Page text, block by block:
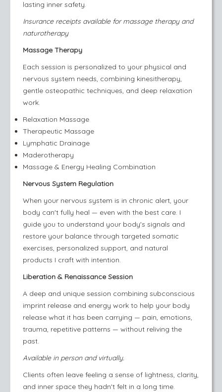
lasting inner safety.
Insurance receipts available for massage therapy and
naturotherapy
Massage Therapy
Each session is personalized to your physical and
nervous system needs, combining kinesitherapy,
gentle osteopathic techniques, and deep relaxation
work.
Relaxation Massage
Therapeutic Massage
Lymphatic Drainage
Maderotherapy
Massage & Energy Healing Combination
Nervous System Regulation
When your nervous system is in chronic alert, your
body can't fully heal — even with the best care. I
guide you to understand your body's signals and
restore your balance through targeted somatic
exercises, personalized support, and natural
products I craft with intention.
Liberation & Renaissance Session
A deep and unique session combining subconscious
imprint release and energy work to help your body
release what it has been carrying — pain, emotions,
trauma, repetitive patterns — without reliving the
past.
Available in person and virtually.
Clients often leave feeling a sense of lightness, clarity,
and inner space they hadn't felt in a long time.